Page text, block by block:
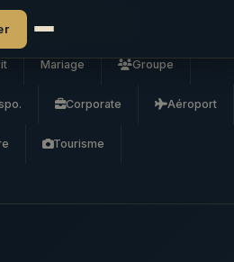
Mariage Groupe
Corporate Aéroport
Tourisme